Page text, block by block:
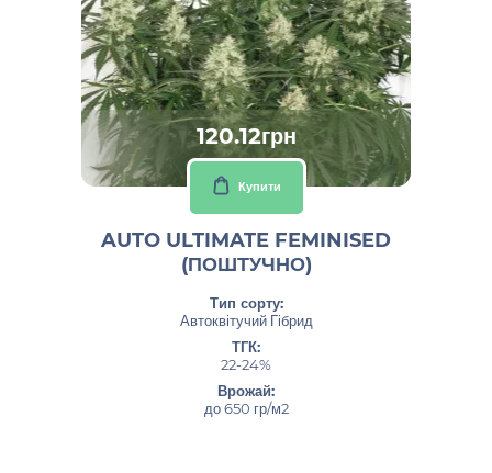
120.12грн
Купити
AUTO ULTIMATE FEMINISED
(ПОШТУЧНО)
Тип сорту:
Автоквітучий Гібрид
ТГК:
22-24%
Врожай:
до 650 гр/м2